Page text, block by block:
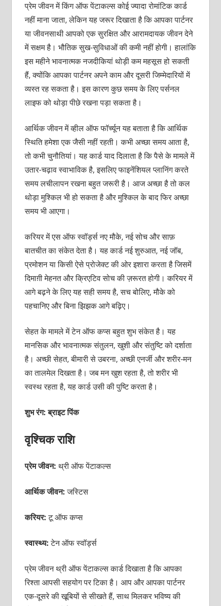
प्रेम जीवन में किंग ऑफ पेंटाकल्स कोई ज्यादा रोमांटिक कार्ड
नहीं माना जाता, लेकिन यह जरूर दिखाता है कि आपका पार्टनर
या जीवनसाथी आपको एक सुरक्षित और आरामदायक जीवन देने
में सक्षम है। भौतिक सुख-सुविधाओं की कमी नहीं होगी। हालांकि
इस महीने भावनात्मक नजदीकियां थोड़ी कम महसूस हो सकती
हैं, क्योंकि आपका पार्टनर अपने काम और दूसरी जिम्मेदारियों में
व्यस्त रह सकता है। इस कारण कुछ समय के लिए पर्सनल
लाइफ को थोड़ा पीछे रखना पड़ा सकता है।
आर्थिक जीवन में व्हील ऑफ फॉर्च्यून यह बताता है कि आर्थिक
स्थिति हमेशा एक जैसी नहीं रहती। कभी अच्छा समय आता है,
तो कभी चुनौतियां। यह कार्ड याद दिलाता है कि पैसे के मामले में
उतार-चढ़ाव स्वाभाविक है, इसलिए फाइनेंशियल प्लानिंग करते
समय लचीलापन रखना बहुत जरूरी है। आज अच्छा है तो कल
थोड़ा मुश्किल भी हो सकता है और मुश्किल के बाद फिर अच्छा
समय भी आएगा।
करियर में एस ऑफ स्वॉर्ड्स नए मौके, नई सोच और साफ़
बातचीत का संकेत देता है। यह कार्ड नई शुरुआत, नई जॉब,
प्रमोशन या किसी ऐसे प्रोजेक्ट की ओर इशारा करता है जिसमें
दिमाग़ी मेहनत और क्रिएटिव सोच की ज़रूरत होगी। करियर में
आगे बढ़ने के लिए यह सही समय है, सच बोलिए, मौके को
पहचानिए और बिना झिझक आगे बढ़िए।
सेहत के मामले में टेन ऑफ कप्स बहुत शुभ संकेत है। यह
मानसिक और भावनात्मक संतुलन, खुशी और संतुष्टि को दर्शाता
है। अच्छी सेहत, बीमारी से उबरना, अच्छी एनर्जी और शरीर-मन
का तालमेल दिखता है। जब मन खुश रहता है, तो शरीर भी
स्वस्थ रहता है, यह कार्ड उसी की पुष्टि करता है।
शुभ रंग: ब्राइट पिंक
वृश्चिक राशि
प्रेम जीवन: थ्री ऑफ पेंटाकल्स
आर्थिक जीवन:जस्टिस
करियर:टू ऑफ कप्स
स्वास्थ्य:टेन ऑफ स्वॉर्ड्स
प्रेम जीवन थ्री ऑफ पेंटाकल्स कार्ड दिखाता है कि आपका
रिश्ता आपसी सहयोग पर टिका है। आप और आपका पार्टनर
एक-दूसरे की खूबियों से सीखते हैं, साथ मिलकर भविष्य की